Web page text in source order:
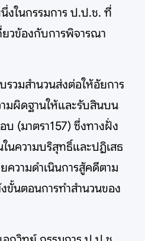
งในกรรมการ ป.ป.ช. ที่
วข้องกับการพิจารณา
รวมสำนวนส่งต่อให้อัยการ
มผิดฐานให้และรับสินบน
(มาตรา157) ซึ่งทางฝั่ง
นความบริสุทธิ์และปฏิเสธ
ความดำเนินการสู้คดีตาม
ขั้นตอนการทำสำนวนของ